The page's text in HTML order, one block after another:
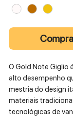
O Gold Note Giglio
alto desempenho
mestria do design
materiais
tecnológicas de